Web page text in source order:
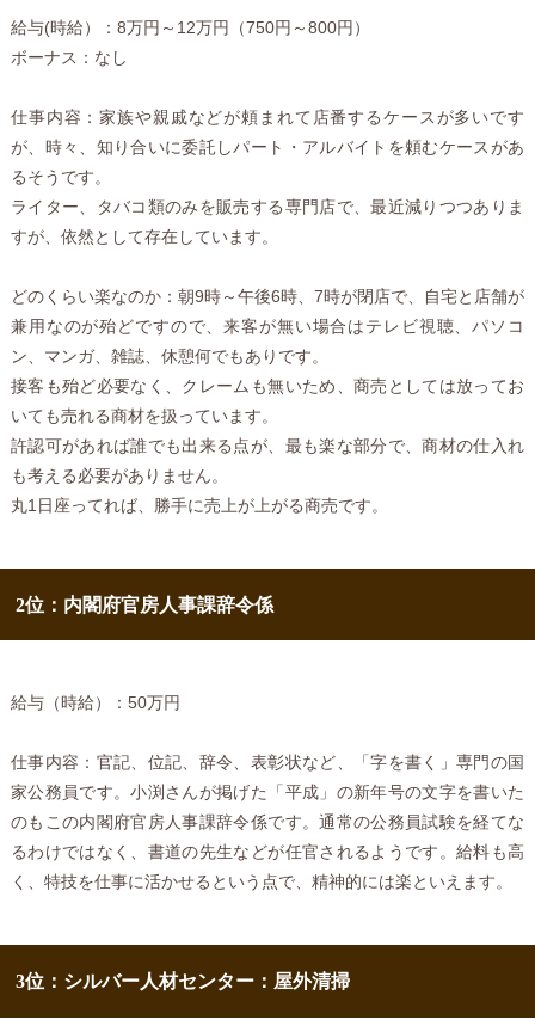
給与(時給）：8万円～12万円（750円～800円）
ボーナス：なし
仕事内容：家族や親戚などが頼まれて店番するケースが多いです
が、時々、知り合いに委託しパート・アルバイトを頼むケースがあ
るそうです。
ライター、タバコ類のみを販売する専門店で、最近減りつつありま
すが、依然として存在しています。
どのくらい楽なのか：朝9時～午後6時、7時が閉店で、自宅と店舗が
兼用なのが殆どですので、来客が無い場合はテレビ視聴、パソコ
ン、マンガ、雑誌、休憩何でもありです。
接客も殆ど必要なく、クレームも無いため、商売としては放ってお
いても売れる商材を扱っています。
許認可があれば誰でも出来る点が、最も楽な部分で、商材の仕入れ
も考える必要がありません。
丸1日座ってれば、勝手に売上が上がる商売です。
2位：内閣府官房人事課辞令係
給与（時給）：50万円
仕事内容：官記、位記、辞令、表彰状など、「字を書く」専門の国
家公務員です。小渕さんが掲げた「平成」の新年号の文字を書いた
のもこの内閣府官房人事課辞令係です。通常の公務員試験を経てな
るわけではなく、書道の先生などが任官されるようです。給料も高
く、特技を仕事に活かせるという点で、精神的には楽といえます。
3位：シルバー人材センター：屋外清掃